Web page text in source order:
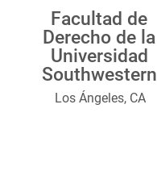
Facultad de
Derecho de la
Universidad
Southwestern
Los Ángeles, CA